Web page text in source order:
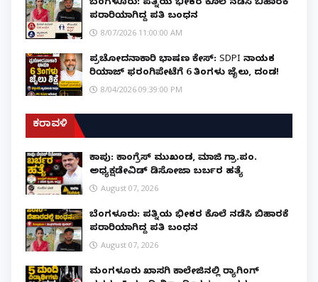
ಬೆಂಗಳೂರು: ಪತ್ನಿಯ ಭೀಕರ ಕೊಲೆ ನಡೆಸಿ ಬಿಹಾರಕ್ಕೆ
ಪರಾರಿಯಾಗಿದ್ದ ಪತಿ ಬಂಧನ
8/07/2026 11:00:00 AM
ಪ್ರಚೋದನಾಕಾರಿ ಭಾಷಣ ಕೇಸ್: SDPI ನಾಯಕ
ರಿಯಾಜ್ ಫರಂಗಿಪೇಟೆಗೆ 6 ತಿಂಗಳು ಜೈಲು, ದಂಡ!
8/04/2026 09:39:00 PM
ಕರಾವಳಿ
ಕಾಪು: ಕಾಂಗ್ರೆಸ್ ಮುಖಂಡ, ಮಾಜಿ ಗ್ರಾ.ಪಂ.
ಅಧ್ಯಕ್ಷಡೇವಿಡ್ ಡಿಸೋಜಾ ಬರ್ಬರ ಹತ್ಯೆ
August 07, 2026
ಬೆಂಗಳೂರು: ಪತ್ನಿಯ ಭೀಕರ ಕೊಲೆ ನಡೆಸಿ ಬಿಹಾರಕ್ಕೆ
ಪರಾರಿಯಾಗಿದ್ದ ಪತಿ ಬಂಧನ
August 07, 2026
ಮಂಗಳೂರು ಖಾಸಗಿ ಕಾಲೇಜಿನಲ್ಲಿ ರ‌್ಯಾಗಿಂಗ್